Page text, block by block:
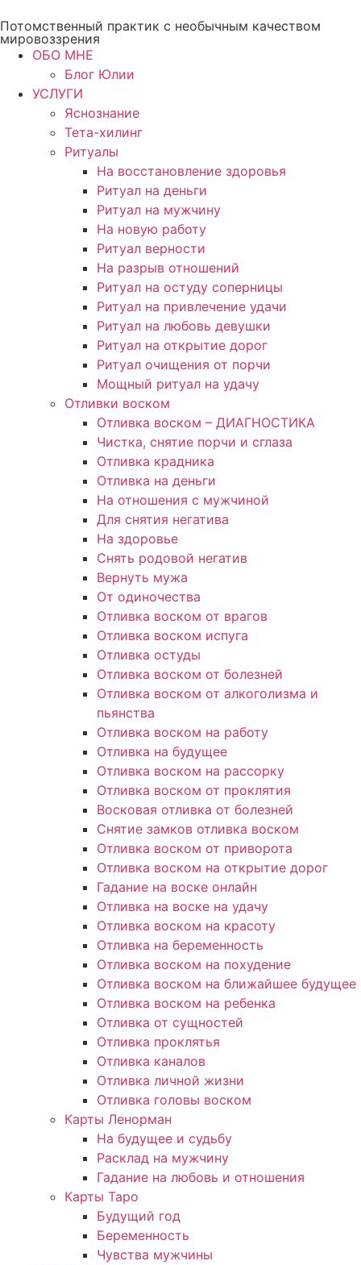
к
содержимому
Потомственный практик с необычным качеством
мировоззрения
ОБО МНЕ
Блог Юлии
УСЛУГИ
Яснознание
Тета-хилинг
Ритуалы
На восстановление здоровья
Ритуал на деньги
Ритуал на мужчину
На новую работу
Ритуал верности
На разрыв отношений
Ритуал на остуду соперницы
Ритуал на привлечение удачи
Ритуал на любовь девушки
Ритуал на открытие дорог
Ритуал очищения от порчи
Мощный ритуал на удачу
Отливки воском
Отливка воском – ДИАГНОСТИКА
Чистка, снятие порчи и сглаза
Отливка крадника
Отливка на деньги
На отношения с мужчиной
Для снятия негатива
На здоровье
Снять родовой негатив
Вернуть мужа
От одиночества
Отливка воском от врагов
Отливка воском испуга
Отливка остуды
Отливка воском от болезней
Отливка воском от алкоголизма и
пьянства
Отливка воском на работу
Отливка на будущее
Отливка воском на рассорку
Отливка воском от проклятия
Восковая отливка от болезней
Снятие замков отливка воском
Отливка воском от приворота
Отливка воском на открытие дорог
Гадание на воске онлайн
Отливка на воске на удачу
Отливка воском на красоту
Отливка на беременность
Отливка воском на похудение
Отливка воском на ближайшее будущее
Отливка воском на ребенка
Отливка от сущностей
Отливка проклятья
Отливка каналов
Отливка личной жизни
Отливка головы воском
Карты Ленорман
На будущее и судьбу
Расклад на мужчину
Гадание на любовь и отношения
Карты Таро
Будущий год
Беременность
Чувства мужчины